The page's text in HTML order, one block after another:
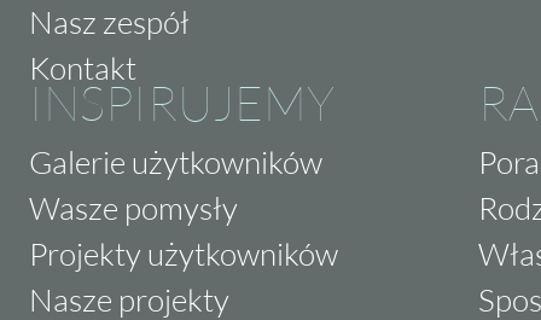
Nasz zespół
Kontakt
INSPIRUJEMY
Galerie użytkowników
Wasze pomysły
Projekty użytkowników
Nasze projekty